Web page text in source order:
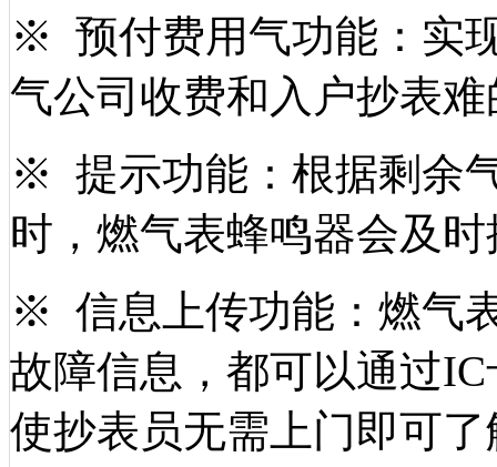
※ 预付费用气功能：实
气公司收费和入户抄表
※ 提示功能：根据剩余
时，燃气表蜂鸣器会及
※ 信息上传功能：燃气
故障信息，都可以通过IC
使抄表员无需上门即可